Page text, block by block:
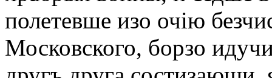
полетевше изо очію
Московского, борзо